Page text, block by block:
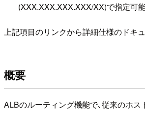
(XXX.XXX.XXX.XXX/XX)で指定可
上記項目のリンクから詳細仕様のドキ
概要
ALBのルーティング機能で､従来のホス